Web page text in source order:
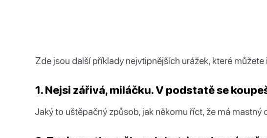
Zde jsou další příklady nejvtipnějších urážek, které
1. Nejsi zářivá, miláčku. V podstatě se
Jaký to uštěpačný způsob, jak někomu říct, že má mastný